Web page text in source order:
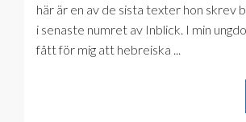
här är en av de sista texter hon skrev
i senaste numret av Inblick. I min
fått för mig att hebreiska ...